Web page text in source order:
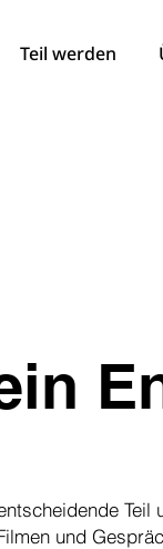
Teil werden
Teil
und